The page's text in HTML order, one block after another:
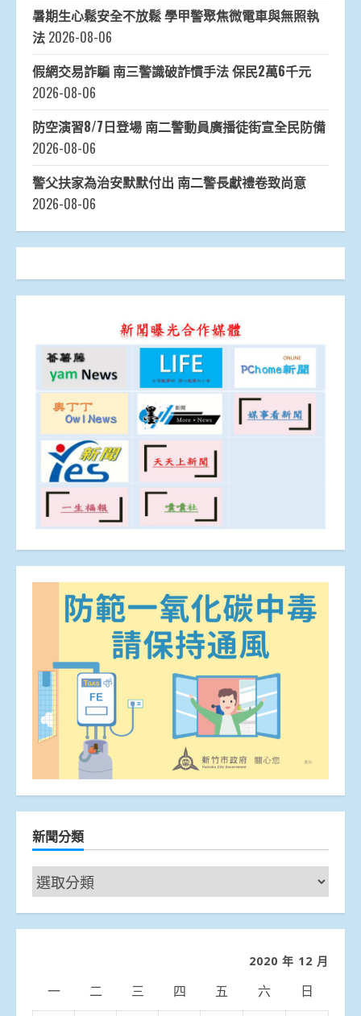
暑期生心鬆安全不放鬆 學甲警聚焦微電車與無照執
法 2026-08-06
假網交易詐騙 南三警識破詐慣手法 保民2萬6千元
2026-08-06
防空演習8/7日登場 南二警動員廣播徒街宣全民防備
2026-08-06
警父扶家為治安默默付出 南二警長獻禮卷致尚意
2026-08-06
新聞分類
新
聞
分
2020 年 12 月
一 二 三 四 五 六 日